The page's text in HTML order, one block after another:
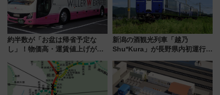
約半数が「お盆は帰省予定な
し」！物価高・運賃値上げが財
りたいけど……【WILLER お盆
帰省動向調査】
新潟の酒観光列車「越乃
Shu*Kura」が長野県内初運行！
別企画